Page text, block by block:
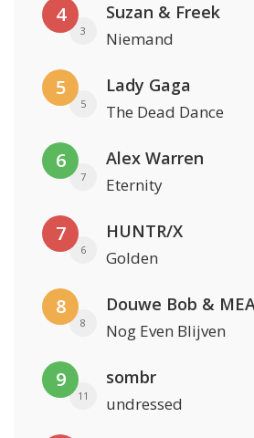
4
3
Suzan & Freek
Niemand
5
5
Lady Gaga
The Dead Dance
6
7
Alex Warren
Eternity
7
6
HUNTR/X
Golden
8
8
Douwe Bob &
Nog Even Blijven
9
11
sombr
undressed